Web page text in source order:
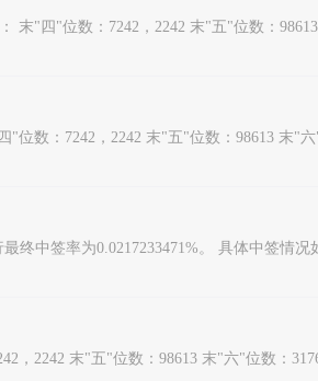
末"四"位数：7242，2242 末"五"位数：
数：7242，2242 末"五"位数：98613 末"六"
中签率为0.0217233471%。 具体中签情况
2242 末"五"位数：98613 末"六"位数：